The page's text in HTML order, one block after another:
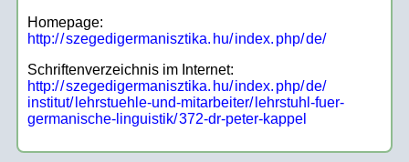
Homepage:
http://szegedigermanisztika. hu/index. php/de/
Schriftenverzeichnis im Internet:
http://szegedigermanisztika. hu/index. php/de/
institut/ lehrstuehle-und-mitarbeiter/ lehrstuhl-fuer-
germanische-linguistik/372-dr-peter-kappel